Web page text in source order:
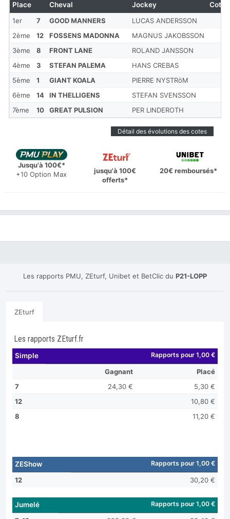
1er 7 GOOD MANNERS
LUCAS ANDERSSON
2ème
12 FOSSENS MADONNA
MAGNUS JAKOBSSON
3ème
8 FRONT LANE
ROLAND JANSSON
4ème
3 STEFAN PALEMA
HANS CREBAS
5ème
1 GIANT KOALA
PIERRE NYSTRöM
6ème
14 IN THELLIGENS
STEFAN SVENSSON
7ème
10 GREAT PULSION PER LINDEROTH
Place Cheval Jockey Cote
Détail des évolutions des cotes
Jusqu'à 100€*
+10 Option Max
jusqu'à 100€
offerts*
20€ remboursés*
Les rapports PMU, ZEturf, Unibet et BetClic du P21-LOPP
ZEturf
Les rapports ZEturf.fr
Simple Rapports pour 1,00 €
Gagnant
Placé
7
24,30 €
5,30 €
12
10,80 €
8
11,20 €
ZEShow Rapports pour 1,00 €
12 30,20 €
Jumelé Rapports pour 1,00 €